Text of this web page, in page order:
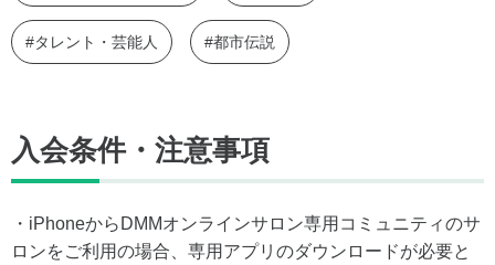
#タレント・芸能人 #都市伝説
入会条件・注意事項
・iPhoneからDMMオンラインサロン専用コミュニティのサ
ロンをご利用の場合、専用アプリのダウンロードが必要と